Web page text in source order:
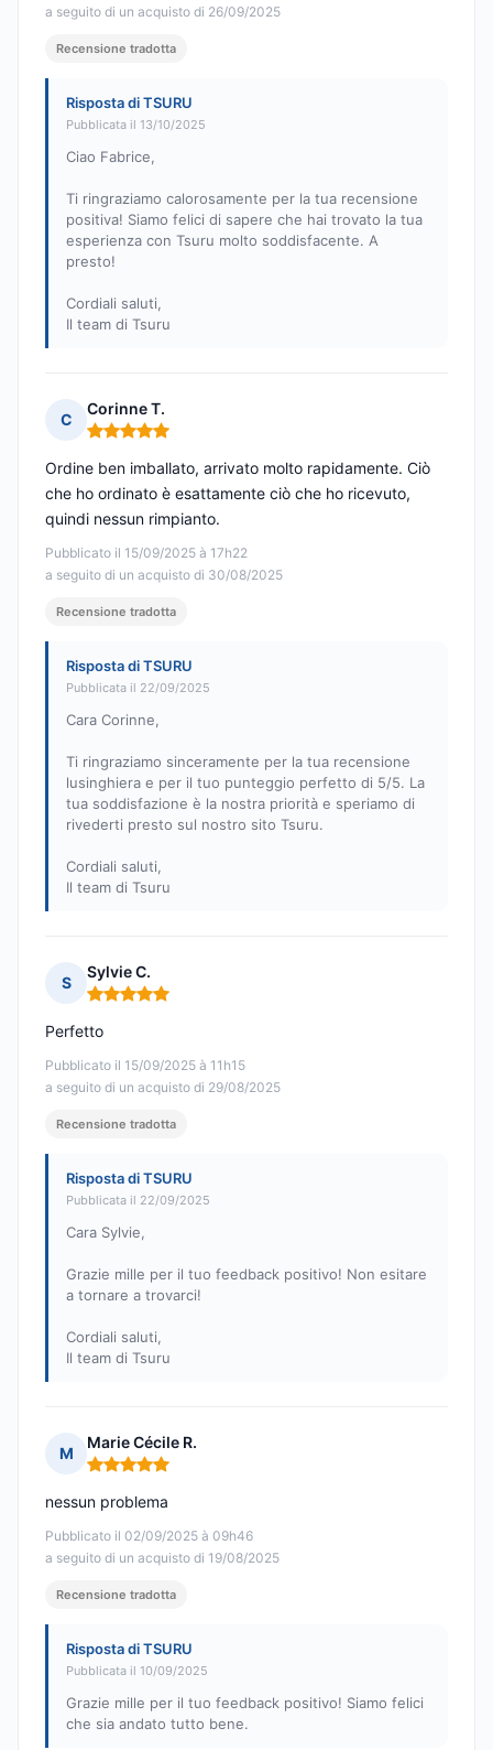
a seguito di un acquisto di 26/09/2025
Recensione tradotta
Risposta di TSURU
Pubblicata il 13/10/2025
Ciao Fabrice,
Ti ringraziamo calorosamente per la tua recensione
positiva! Siamo felici di sapere che hai trovato la tua
esperienza con Tsuru molto soddisfacente. A
presto!
Cordiali saluti,
Il team di Tsuru
C
Corinne T.
Nota: 5 su 5
Pubblicato il 15/09/2025 à 17h22
a seguito di un acquisto di 30/08/2025
Ordine ben imballato, arrivato molto rapidamente. Ciò
che ho ordinato è esattamente ciò che ho ricevuto,
quindi nessun rimpianto.
Recensione tradotta
Risposta di TSURU
Pubblicata il 22/09/2025
Cara Corinne,
Ti ringraziamo sinceramente per la tua recensione
lusinghiera e per il tuo punteggio perfetto di 5/5. La
tua soddisfazione è la nostra priorità e speriamo di
rivederti presto sul nostro sito Tsuru.
Cordiali saluti,
Il team di Tsuru
S
Sylvie C.
Nota: 5 su 5
Pubblicato il 15/09/2025 à 11h15
a seguito di un acquisto di 29/08/2025
Perfetto
Recensione tradotta
Risposta di TSURU
Pubblicata il 22/09/2025
Cara Sylvie,
Grazie mille per il tuo feedback positivo! Non esitare
a tornare a trovarci!
Cordiali saluti,
Il team di Tsuru
M
Marie Cécile R.
Nota: 5 su 5
Pubblicato il 02/09/2025 à 09h46
a seguito di un acquisto di 19/08/2025
nessun problema
Recensione tradotta
Risposta di TSURU
Pubblicata il 10/09/2025
Grazie mille per il tuo feedback positivo! Siamo felici
che sia andato tutto bene.